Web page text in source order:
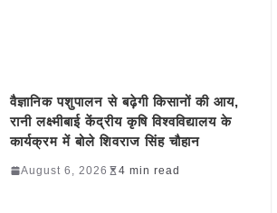
वैज्ञानिक पशुपालन से बढ़ेगी किसानों की आय,
रानी लक्ष्मीबाई केंद्रीय कृषि विश्वविद्यालय के
कार्यक्रम में बोले शिवराज सिंह चौहान
August 6, 2026 4 min read